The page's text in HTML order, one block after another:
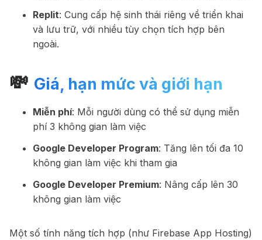
Replit: Cung cấp hệ sinh thái riêng về triển khai
và lưu trữ, với nhiều tùy chọn tích hợp bên
ngoài.
💸 Giá, hạn mức và giới hạn
Miễn phí: Mỗi người dùng có thể sử dụng miễn
phí 3 không gian làm việc
Google Developer Program: Tăng lên tối đa 10
không gian làm việc khi tham gia
Google Developer Premium: Nâng cấp lên 30
không gian làm việc
Một số tính năng tích hợp (như Firebase App Hosting)